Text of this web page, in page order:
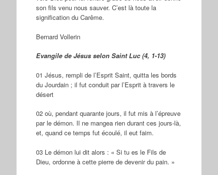
son fils venu nous sauver. C’est là toute la
signification du Carême.
Bernard Vollerin
Evangile de Jésus selon Saint Luc (4, 1-13)
01 Jésus, rempli de l’Esprit Saint, quitta les bords
du Jourdain ; il fut conduit par l’Esprit à travers le
désert
02 où, pendant quarante jours, il fut mis à l’épreuve
par le démon. Il ne mangea rien durant ces jours-là,
et, quand ce temps fut écoulé, il eut faim.
03 Le démon lui dit alors : « Si tu es le Fils de
Dieu, ordonne à cette pierre de devenir du pain. »